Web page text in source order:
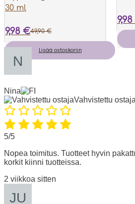
30 ml
49,90€
Alkuperäinen
oli:
49,90 €.
9,98 €
Nykyinen
on:
9,98 €.
Lisää ostoskoriin
9,98
9,98
Nina
Vahvistettu ostaja
5/5
Nopea toimitus. Tuotteet hyvin
korkit kiinni tuotteissa.
2 viikkoa sitten